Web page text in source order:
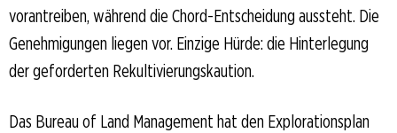
vorantreiben, während die Chord-Entscheidung aussteht. Die
Genehmigungen liegen vor. Einzige Hürde: die Hinterlegung
der geforderten Rekultivierungskaution.
Das Bureau of Land Management hat den Explorationsplan